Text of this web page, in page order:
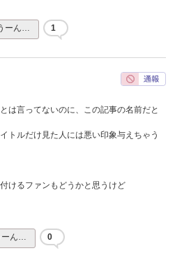
ーん… 1
は言ってないのに、この記事の名前だと
トルだけ見た人には悪い印象与えちゃう
けるファンもどうかと思うけど
ーん… 0